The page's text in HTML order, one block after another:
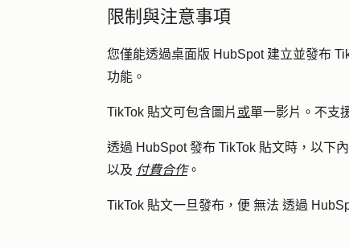
限制與注意事項
您僅能透過桌面版 HubSpot 建立並發布
功能。
TikTok 貼文可包含圖片 或單一影片。不支
透過 HubSpot 發布 TikTok 貼文時，以下
以及 付費合作。
TikTok 貼文一旦發布，便 無法 透過